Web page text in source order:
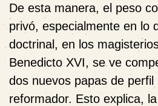
De esta manera, el peso
privó, especialmente en lo
doctrinal, en los
Benedicto XVI, se ve
dos nuevos papas de
reformador. Esto explica,